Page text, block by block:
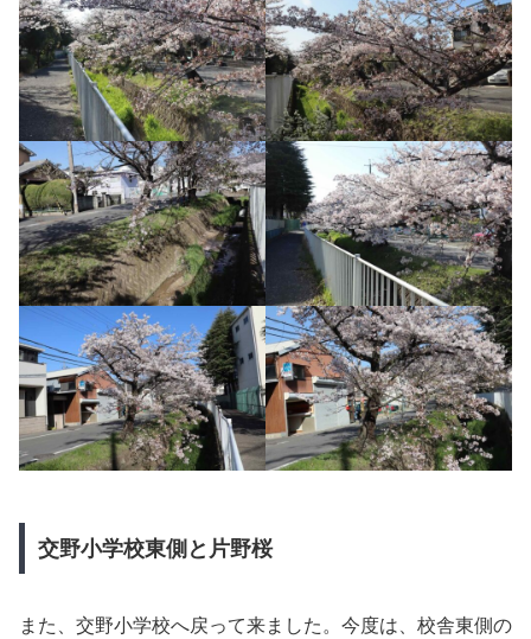
交野小学校東側と片野桜
また、交野小学校へ戻って来ました。今度は、校舎東側の